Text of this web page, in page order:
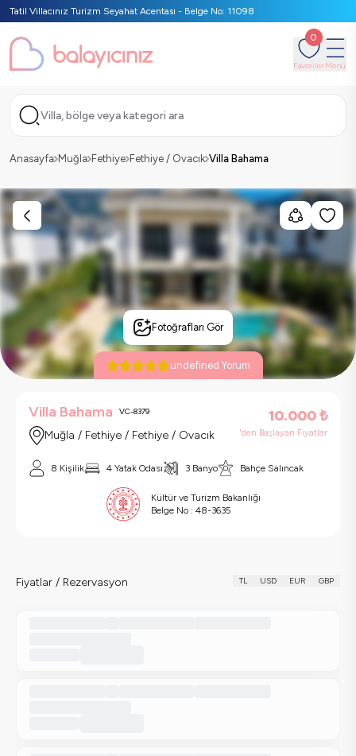
Tatil Villacınız Turizm Seyahat Acentası - Belge No: 11098
0
FavorilerMenü
Villa, bölge veya kategori ara
Anasayfa Muğla Fethiye Fethiye / Ovacık Villa Bahama
Fotoğrafları Gör
undefined Yorum
Villa Bahama VC-8379
Muğla / Fethiye / Fethiye / Ovacık
10.000₺
'den Başlayan Fiyatlar
8 Kişilik 4 Yatak Odası 3 Banyo Bahçe Salıncak
Kültür ve Turizm Bakanlığı
Belge No : 48-3635
Fiyatlar / Rezervasyon TL USD EUR GBP